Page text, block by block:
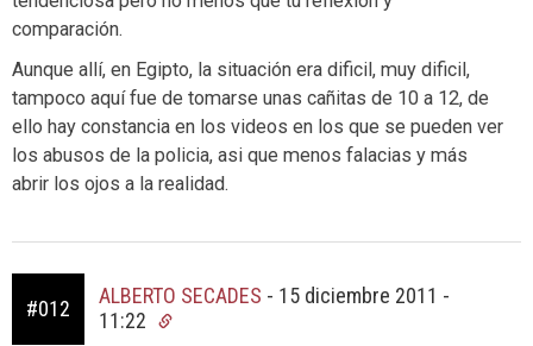
comparación.
Aunque allí, en Egipto, la situación era dificil, muy dificil,
tampoco aquí fue de tomarse unas cañitas de 10 a 12, de
ello hay constancia en los videos en los que se pueden ver
los abusos de la policia, asi que menos falacias y más
abrir los ojos a la realidad.
#012
ALBERTO SECADES - 15 diciembre 2011 -
11:22